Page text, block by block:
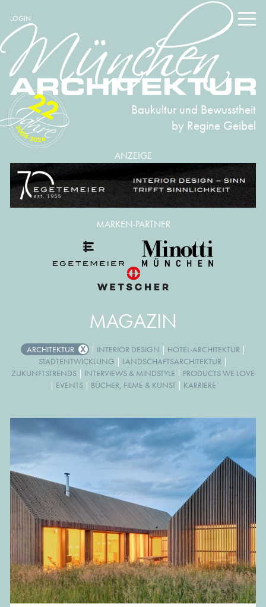
LOGIN
Baukultur und Bewusstheit
by Regine Geibel
2004-2026
22
ANZEIGE
MAGAZIN
ARCHITEKTUR | INTERIOR DESIGN | HOTEL-ARCHITEKTUR |
STADTENTWICKLUNG | LANDSCHAFTSARCHITEKTUR |
ZUKUNFTSTRENDS | INTERVIEWS & MINDSTYLE | PRODUCTS WE LOVE
| EVENTS | BÜCHER, FILME & KUNST | KARRIERE